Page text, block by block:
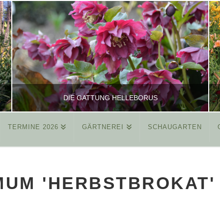
DIE GATTUNG HELLEBORUS
REINHARD
MÄRZ 26, 2015
TERMINE 2026 GÄRTNEREI SCHAUGARTEN
'HERBSTBROKAT'